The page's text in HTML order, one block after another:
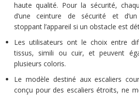
haute qualité. Pour la sécurité,
d’une ceinture de sécurité et d’un
stoppant l’appareil si un obstacle est
Les utilisateurs ont le choix entre
tissus, simili ou cuir, et peuvent
plusieurs coloris.
Le modèle destiné aux escaliers
conçu pour des escaliers étroits, ne